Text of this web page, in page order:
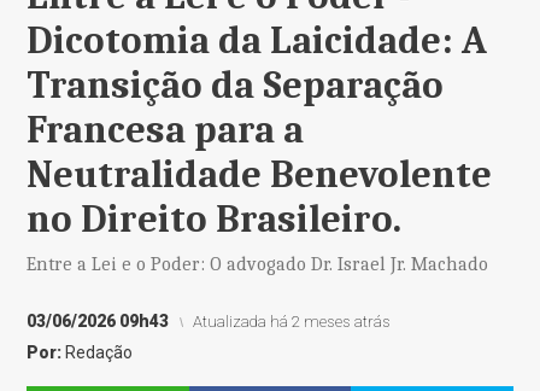
Dicotomia da Laicidade: A
Transição da Separação
Francesa para a
Neutralidade Benevolente
no Direito Brasileiro.
Entre a Lei e o Poder: O advogado Dr. Israel Jr. Machado
03/06/2026 09h43 Atualizada há 2 meses atrás
Por: Redação